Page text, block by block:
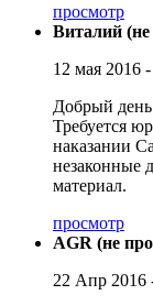
просмотр
Виталий (не
12 мая 2016
Добрый
Требуется
наказании
незаконные
материал.
просмотр
AGR (не
22 Апр 2016